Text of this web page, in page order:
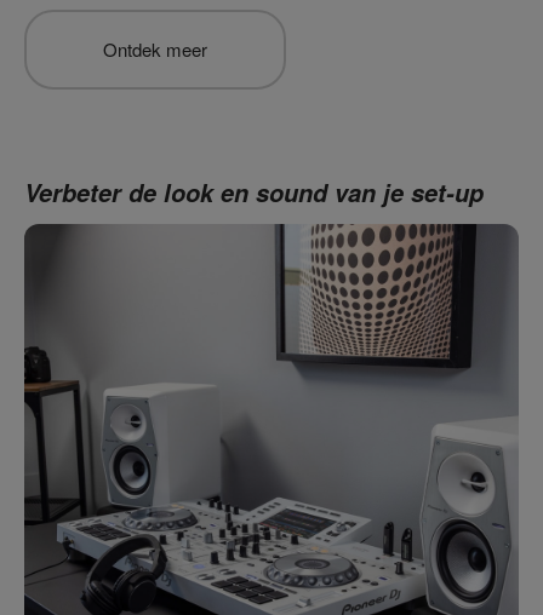
Ontdek meer
Verbeter de look en sound van je set-up